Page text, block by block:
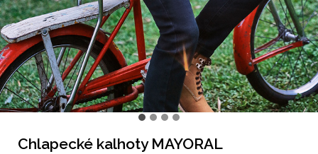
Chlapecké kalhoty MAYORAL